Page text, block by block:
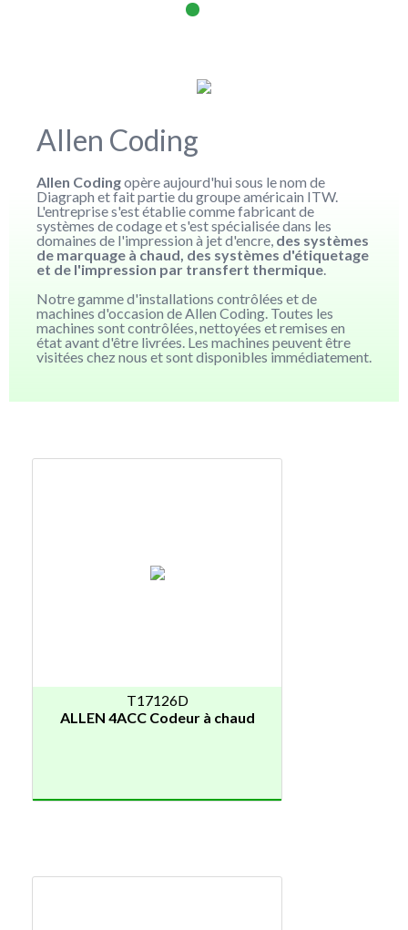
Allen Coding
Allen Codingopère aujourd'hui sous le nom de
Diagraph et fait partie du groupe américain ITW.
L'entreprise s'est établie comme fabricant de
systèmes de codage et s'est spécialisée dans les
domaines de l'impression à jet d'encre, des systèmes
de marquage à chaud, des systèmes d'étiquetage
et de l'impression par transfert thermique
Notre gamme d'installations contrôlées et de
machines d'occasion de Allen Coding. Toutes les
machines sont contrôlées, nettoyées et remises en
état avant d'être livrées. Les machines peuvent être
visitées chez nous et sont disponibles immédiatement.
T17126D
ALLEN 4ACC Codeur à chaud